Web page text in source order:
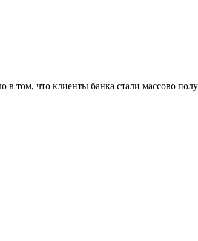
том, что клиенты банка стали массово